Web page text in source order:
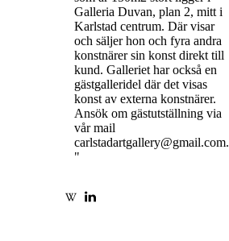
Galleria Duvan, plan 2, mitt i
Karlstad centrum. Där visar
och säljer hon och fyra andra
konstnärer sin konst direkt till
kund. Galleriet har också en
gästgalleridel där det visas
konst av externa konstnärer.
Ansök om gästutställning via
vår mail
carlstadartgallery@gmail.com.
"